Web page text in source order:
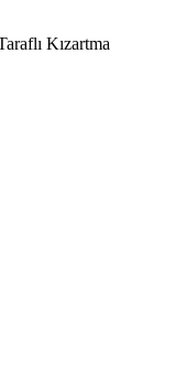
Kızartma